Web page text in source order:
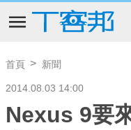
首頁 新聞
2014.08.03 14:00
Nexus 9要